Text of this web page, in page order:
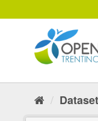
Dataset